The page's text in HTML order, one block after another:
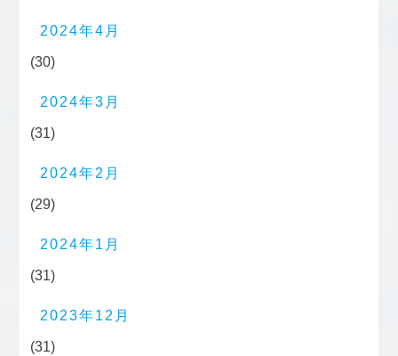
2024年4月
(30)
2024年3月
(31)
2024年2月
(29)
2024年1月
(31)
2023年12月
(31)